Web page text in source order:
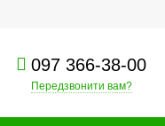
097 366-38-00
Передзвонити вам?